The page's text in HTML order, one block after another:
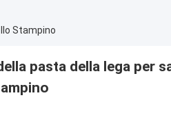
Stampino
pasta della lega per